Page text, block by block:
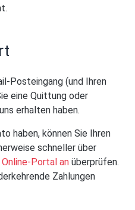
Posteingang (und Ihren
eine Quittung oder
erhalten haben.
haben, können Sie Ihren
schneller über
Portal an überprüfen.
Zahlungen